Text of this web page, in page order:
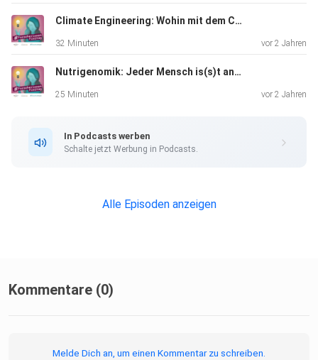
Climate Engineering: Wohin mit dem CO2? Mit Maria-Elena Vorrath
32 Minuten vor 2 Jahren
Nutrigenomik: Jeder Mensch is(s)t anders. Mit Hannelore Daniel
25 Minuten vor 2 Jahren
In Podcasts werben
Schalte jetzt Werbung in Podcasts.
Alle Episoden anzeigen
Kommentare (0)
Melde Dich an, um einen Kommentar zu schreiben.